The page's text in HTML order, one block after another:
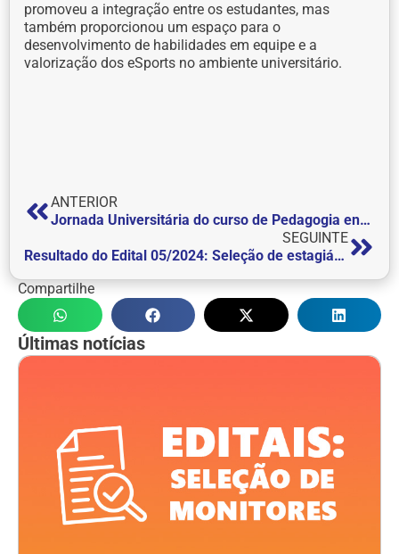
promoveu a integração entre os estudantes, mas
também proporcionou um espaço para o
desenvolvimento de habilidades em equipe e a
valorização dos eSports no ambiente universitário.
ANTERIOR
Jornada Universitária do curso de Pedagogia encanta alunos do curso
SEGUINTE
Resultado do Edital 05/2024: Seleção de estagiário para o Núcleo de Apoio Contábil Fiscal (NAF)
Compartilhe
Últimas notícias